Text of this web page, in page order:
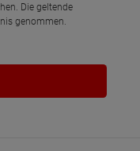
Die geltende
genommen.